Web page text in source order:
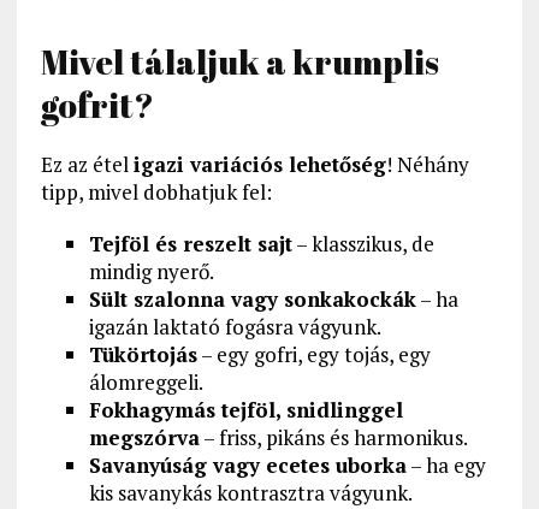
Mivel tálaljuk a krumplis
gofrit?
Ez az ételigazi variációs lehetőség! Néhány
tipp, mivel dobhatjuk fel:
Tejföl és reszelt sajt– klasszikus, de
mindig nyerő.
Sült szalonna vagy sonkakockák– ha
igazán laktató fogásra vágyunk.
Tükörtojás– egy gofri, egy tojás, egy
álomreggeli.
Fokhagymás tejföl, snidlinggel
megszórva– friss, pikáns és harmonikus.
Savanyúság vagy ecetes uborka– ha egy
kis savanykás kontrasztra vágyunk.